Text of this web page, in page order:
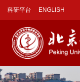
科研平台 ENGLISH